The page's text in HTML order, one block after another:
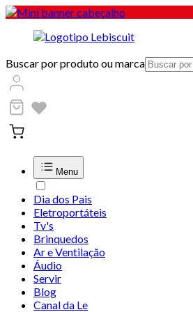
Buscar por produto ou marca
Menu
Dia dos Pais
Eletroportáteis
Tv's
Brinquedos
Ar e Ventilação
Áudio
Servir
Blog
Canal da Le